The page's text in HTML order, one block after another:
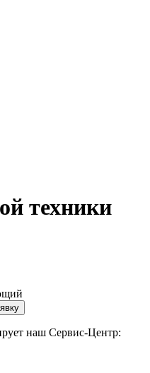
техники
наш Сервис-Центр: